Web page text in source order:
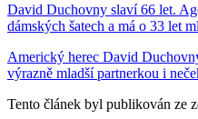
David Duchovny slaví 66 let.
dámských šatech a má o 33 let
Americký herec David
výrazně mladší partnerkou i
Tento článek byl publikován ze